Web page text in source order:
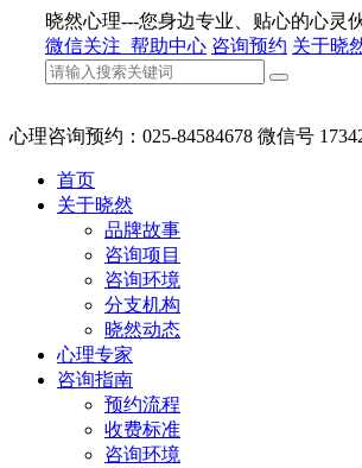
晓然心理---您身边专业、贴心的心灵
微信关注 帮助中心 咨询预约 关于晓
心理咨询预约：025-84584678 微信号
首页
关于晓然
品牌故事
咨询项目
咨询环境
分支机构
晓然动态
心理专家
咨询指南
预约流程
收费标准
咨询环境